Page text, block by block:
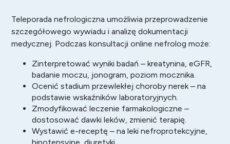
Teleporada nefrologiczna umożliwia przeprowadzenie
szczegółowego wywiadu i analizę dokumentacji
medycznej. Podczas konsultacji online nefrolog może:
Zinterpretować wyniki badań – kreatynina, eGFR,
badanie moczu, jonogram, poziom mocznika.
Ocenić stadium przewlekłej choroby nerek – na
podstawie wskaźników laboratoryjnych.
Zmodyfikować leczenie farmakologiczne –
dostosować dawki leków, zmienić terapię.
Wystawić e-receptę – na leki nefroprotekcyjne,